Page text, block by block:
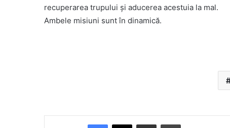
recuperarea trupului și aducerea acestuia la mal.
Ambele misiuni sunt în dinamică.